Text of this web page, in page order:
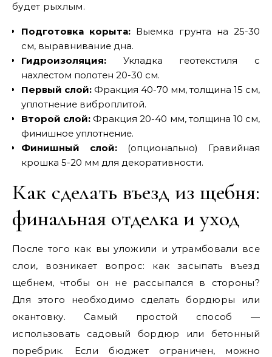
будет рыхлым.
Подготовка корыта: Выемка грунта на 25-30
см, выравнивание дна.
Гидроизоляция: Укладка геотекстиля с
нахлестом полотен 20-30 см.
Первый слой: Фракция 40-70 мм, толщина 15 см,
уплотнение виброплитой.
Второй слой: Фракция 20-40 мм, толщина 10 см,
финишное уплотнение.
Финишный слой: (опционально) Гравийная
крошка 5-20 мм для декоративности.
Как сделать въезд из щебня:
финальная отделка и уход
После того как вы уложили и утрамбовали все
слои, возникает вопрос: как засыпать въезд
щебнем, чтобы он не рассыпался в стороны?
Для этого необходимо сделать бордюры или
окантовку. Самый простой способ —
использовать садовый бордюр или бетонный
поребрик. Если бюджет ограничен, можно